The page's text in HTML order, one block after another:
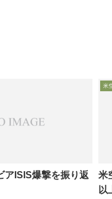
アISIS爆撃を振り返
米
米
以